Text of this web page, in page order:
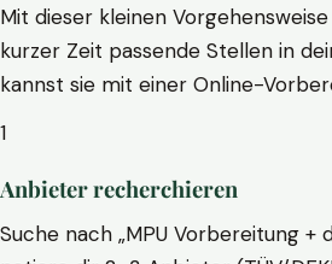
Mit dieser kleinen
kurzer Zeit passende Stellen in
kannst sie mit einer Online-
1
Anbieter recherchieren
Suche nach „MPU Vorbereitung +